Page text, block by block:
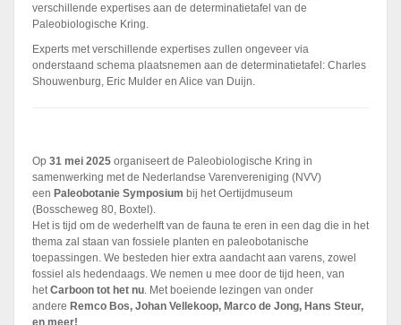
verschillende expertises aan de determinatietafel van de
Paleobiologische Kring.
Experts met verschillende expertises zullen ongeveer via
onderstaand schema plaatsnemen aan de determinatietafel: Charles
Shouwenburg, Eric Mulder en Alice van Duijn.
Op 31 mei 2025 organiseert de Paleobiologische Kring in
samenwerking met de Nederlandse Varenvereniging (NVV)
een Paleobotanie Symposium bij het Oertijdmuseum
(Bosscheweg 80, Boxtel).
Het is tijd om de wederhelft van de fauna te eren in een dag die in het
thema zal staan van fossiele planten en paleobotanische
toepassingen. We besteden hier extra aandacht aan varens, zowel
fossiel als hedendaags. We nemen u mee door de tijd heen, van
hetCarboon tot het nu. Met boeiende lezingen van onder
andere Remco Bos, Johan Vellekoop, Marco de Jong, Hans Steur,